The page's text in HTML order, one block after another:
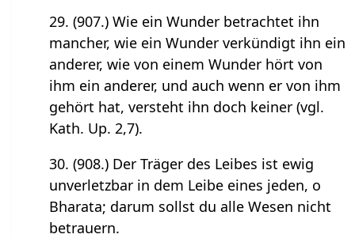
29. (907.) Wie ein Wunder betrachtet ihn
mancher, wie ein Wunder verkündigt ihn ein
anderer, wie von einem Wunder hört von
ihm ein anderer, und auch wenn er von ihm
gehört hat, versteht ihn doch keiner (vgl.
Kath. Up. 2,7).
30. (908.) Der Träger des Leibes ist ewig
unverletzbar in dem Leibe eines jeden, o
Bharata; darum sollst du alle Wesen nicht
betrauern.